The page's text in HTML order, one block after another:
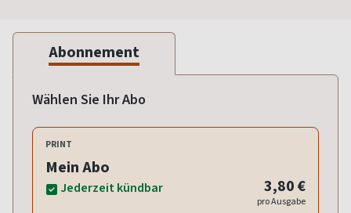
Abonnement
Wählen Sie Ihr Abo
PRINT
Mein Abo
Jederzeit kündbar 3,80 €
pro Ausgabe